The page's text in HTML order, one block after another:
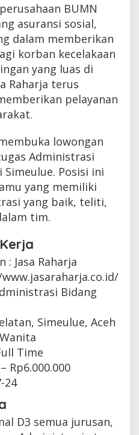
BUMN
asuransi sosial,
dalam memberikan
korban kecelakaan
yang luas di
Raharja terus
pelayanan
lowongan
Administrasi
Posisi ini
yang memiliki
yang baik, teliti,
tim.
: Jasa Raharja
Bidang
Simeulue, Aceh
Time
– Rp6.000.000
24
D3 semua jurusan,